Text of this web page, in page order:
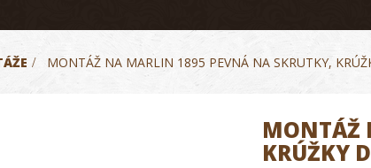
> MONTÁŽ NA MARLIN 1895 PEVNÁ NA SKRUTKY,
MONTÁŽ
KRÚŽKY